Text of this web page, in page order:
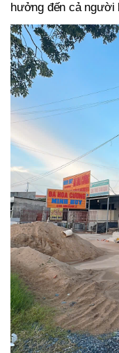
hưởng đến cả người